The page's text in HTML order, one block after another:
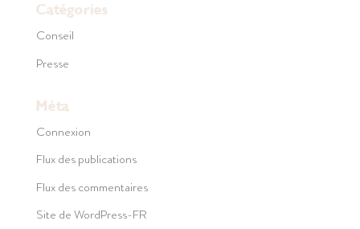
Catégories
Conseil
Presse
Méta
Connexion
Flux des publications
Flux des commentaires
Site de WordPress-FR